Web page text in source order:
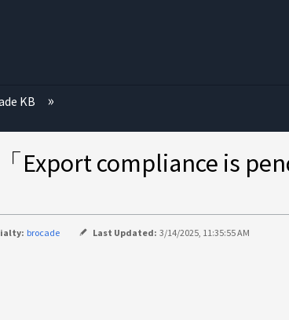
KB
compliance is
brocade Last Updated: 3/14/2025, 11:35:55 AM